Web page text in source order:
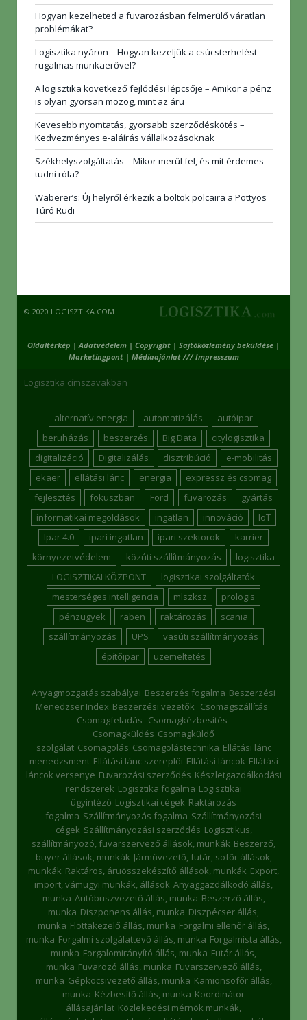
Hogyan kezelheted a fuvarozásban felmerülő váratlan
problémákat?
Logisztika nyáron – Hogyan kezeljük a csúcsterhelést
rugalmas munkaerővel?
A logisztika következő fejlődési lépcsője – Amikor a pénz
is olyan gyorsan mozog, mint az áru
Kevesebb nyomtatás, gyorsabb szerződéskötés –
Kedvezményes e-aláírás vállalkozásoknak
Székhelyszolgáltatás – Mikor merül fel, és mit érdemes
tudni róla?
Waberer’s: Új helyről érkezik a boltok polcaira a Pöttyös
Túró Rudi
© 2020 LOGISZTIKA.COM
Oldaltérkép |Adatvédelem | Copyright | Sajtóközlemény beküldése |
Marketingpont| Médiaajánlat /// Impresszum
Logisztika címszavakban
alternatív energia automatizálás
autóipar
beruházás
beszerzés Big Data
citylogisztika
digitalizáció
Digitalizálás disztribúció
e-mobilitás
ekaer
ellátási lánc energia
expressz és csomag
fejlesztés
fokuszban Ford fuvarozás
gyártás
informatikai megoldások
ingatlan innováció
IoT
Ipar 4.0
ipari ingatlan ipari szektorok
karrier
környezetvédelem
közúti szállítmányozás
logisztika
LOGISZTIKAI KÖZPONT
logisztikai szolgáltatók
mesterséges intelligencia
mlszksz
prologis
pénzügyek
raben raktározás
scania
szállítmányozás
UPS
vasúti szállítmányozás
építőipar
üzemeltetés
Anyagmozgatás szabályai Beszerzés fogalma Beszerzési
Menedzser Index Beszerzési vezetők Csomagszállítás
Csomagfeladás Csomagkézbesítés
Csomagküldés Csomagküldő
szolgálat Csomagolás Csomagolástechnika Ellátási lánc
menedzsment Ellátási lánc szereplői Ellátási láncok Ellátási
láncok versenye Fuvarozási szerződés Készletgazdálkodási
rendszerek Logisztika fogalma Logisztikai
ügyintéző Logisztikai cégek Raktározás
fogalma Szállítmányozás fogalma Szállítmányozási
cégek Szállítmányozási szerződés Logisztikus,
szállítmányozó, fuvarszervező állások, munkák Beszerző,
buyer állások, munkák Járművezető, futár, sofőr állások,
munkák Raktáros, áruösszekészítő állások, munkák Export,
import, vámügyi munkák, állások Anyaggazdálkodó állás,
munka Autóbuszvezető állás, munka Beszerző állás,
munka Diszponens állás, munka Diszpécser állás,
munka Flottakezelő állás, munka Forgalmi ellenőr állás,
munka Forgalmi szolgálattevő állás, munka Forgalmista állás,
munka Forgalomirányító állás, munka Futár állás,
munka Fuvarozó állás, munka Fuvarszervező állás,
munka Gépkocsivezető állás, munka Kamionsofőr állás,
munka Kézbesítő állás, munka Koordinátor
állásajánlat Közlekedési mérnök munkák,